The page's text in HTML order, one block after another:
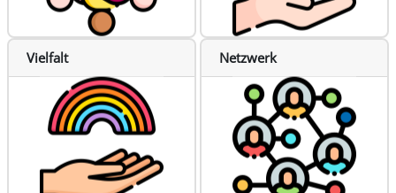
Vielfalt Netzwerk